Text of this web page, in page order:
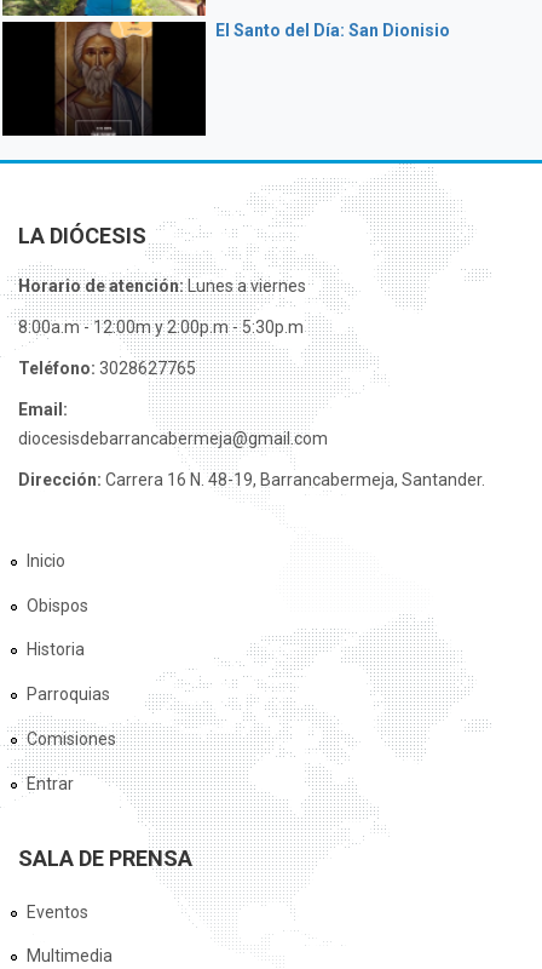
El Santo del Día: San Dionisio
LA DIÓCESIS
Horario de atención:Lunes a viernes
8:00a.m - 12:00m y 2:00p.m - 5:30p.m
Teléfono: 3028627765
Email:
diocesisdebarrancabermeja@gmail.com
Dirección: Carrera 16 N. 48-19, Barrancabermeja, Santander.
Inicio
Obispos
Historia
Parroquias
Comisiones
Entrar
SALA DE PRENSA
Eventos
Multimedia